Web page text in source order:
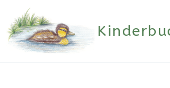
Inhalt
springen
Suchen
nach: